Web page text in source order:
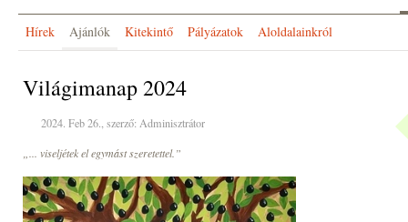
Hírek Ajánlók Kitekintő Pályázatok Aloldalainkról
Világimanap 2024
2024. Feb 26., szerző: Adminisztrátor
„... viseljétek el egymást szeretettel.”